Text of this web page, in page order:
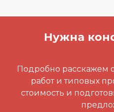
Нужна
Подробно расскажем
работ и типовых
стоимость и